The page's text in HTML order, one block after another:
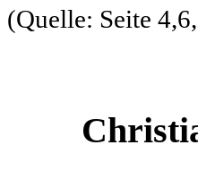
(Quelle: Seite